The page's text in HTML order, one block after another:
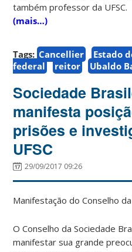
também professor da UFSC.
(mais…)
Tags: Cancellier Estado
federal
reitor Ubaldo
Sociedade
manifesta
prisões e
UFSC
29/09/2017 09:26
Manifestação do Conselho da
O Conselho da Sociedade
manifestar sua grande